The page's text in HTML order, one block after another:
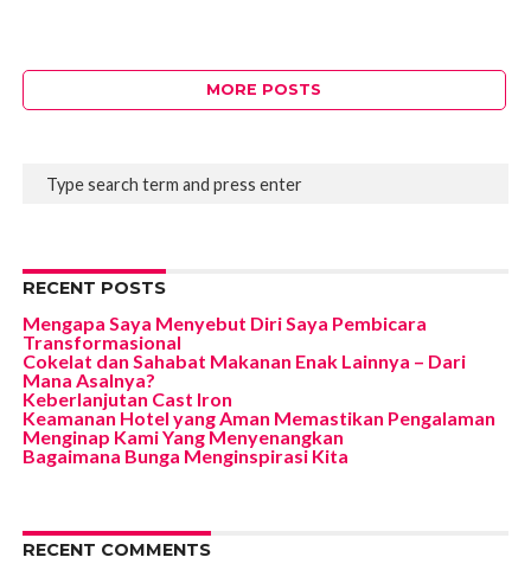
MORE POSTS
RECENT POSTS
Mengapa Saya Menyebut Diri Saya Pembicara
Transformasional
Cokelat dan Sahabat Makanan Enak Lainnya – Dari
Mana Asalnya?
Keberlanjutan Cast Iron
Keamanan Hotel yang Aman Memastikan Pengalaman
Menginap Kami Yang Menyenangkan
Bagaimana Bunga Menginspirasi Kita
RECENT COMMENTS